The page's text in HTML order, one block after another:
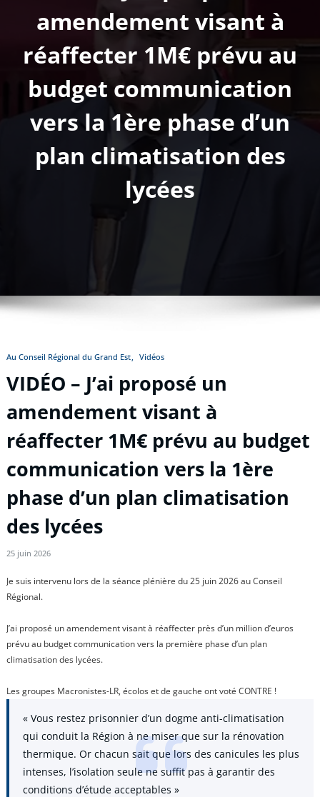
amendement visant à
réaffecter 1M€ prévu au
budget communication
vers la 1ère phase d’un
plan climatisation des
lycées
Au Conseil Régional du Grand Est Vidéos
VIDÉO – J’ai proposé un
amendement visant à
réaffecter 1M€ prévu au budget
communication vers la 1ère
phase d’un plan climatisation
des lycées
25 juin 2026
Je suis intervenu lors de la séance plénière du 25 juin 2026 au Conseil
Régional.
J’ai proposé un amendement visant à réaffecter près d’un million d’euros
prévu au budget communication vers la première phase d’un plan
climatisation des lycées.
Les groupes Macronistes-LR, écolos et de gauche ont voté CONTRE !
« Vous restez prisonnier d’un dogme anti-climatisation
qui conduit la Région à ne miser que sur la rénovation
thermique. Or chacun sait que lors des canicules les plus
intenses, l’isolation seule ne suffit pas à garantir des
conditions d’étude acceptables »